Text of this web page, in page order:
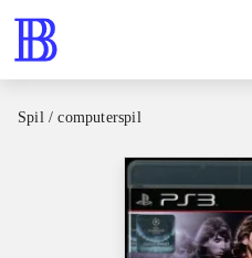
Spil / computerspil